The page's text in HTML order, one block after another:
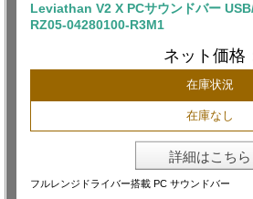
Leviathan V2 X PCサウンドバー
RZ05-04280100-R3M1
ネット価格
在庫状況
在庫なし
詳細はこちら
フルレンジドライバー搭載 PC サウンドバー